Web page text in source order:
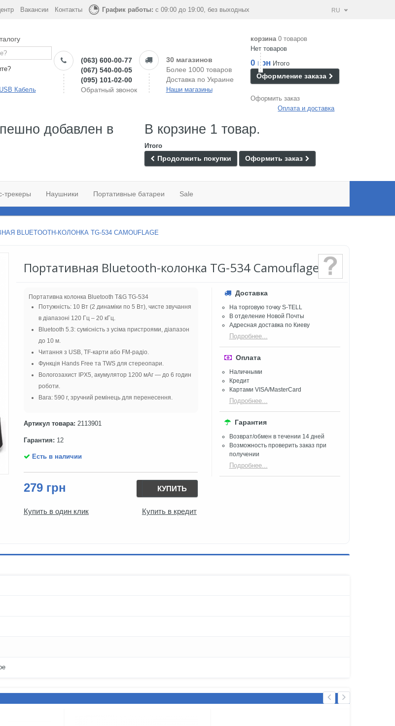
Вакансии Контакты График работы: с 09:00 до 19:00, без выходных RU
USB Кабель
(063) 600-00-77
(067) 540-00-05
(095) 101-02-00
Обратный звонок
30 магазинов
Более 1000 товаров
Доставка по Украине
Наши магазины
корзина 0 товаров
Нет товаров
0 грн Итого
Оформление заказа
Оформить заказ
Оплата и доставка
добавлен в
В корзине 1 товар.
Итого
Продолжить покупки Оформить заказ
трекеры Наушники Портативные батареи Sale
BLUETOOTH-КОЛОНКА TG-534 CAMOUFLAGE
Портативная Bluetooth-колонка TG-534 Camouflage
Портативна колонка Bluetooth T&G TG-534
Потужність: 10 Вт (2 динаміки по 5 Вт), чисте звучання
в діапазоні 120 Гц – 20 кГц.
Bluetooth 5.3: сумісність з усіма пристроями, діапазон
до 10 м.
Читання з USB, TF-карти або FM-радіо.
Функція Hands Free та TWS для стереопари.
Вологозахист IPX5, акумулятор 1200 мАг — до 6 годин
роботи.
Вага: 590 г, зручний ремінець для перенесення.
Артикул товара: 2113901
Гарантия: 12
Есть в наличии
279 грн КУПИТЬ
Купить в один клик Купить в кредит
Доставка
На торговую точку S-TELL
В отделение Новой Почты
Адресная доставка по Киеву
Подробнее...
Оплата
Наличными
Кредит
Картами VISA/MasterCard
Подробнее...
Гарантия
Возврат/обмен в течении 14 дней
Возможность проверить заказ при
получении​
Подробнее...